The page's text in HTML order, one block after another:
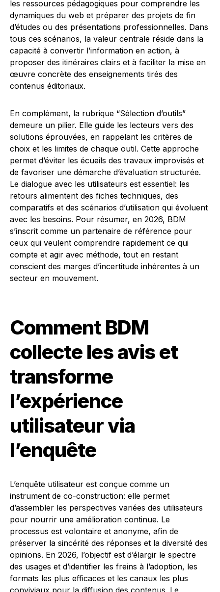
les ressources pédagogiques pour comprendre les
dynamiques du web et préparer des projets de fin
d’études ou des présentations professionnelles. Dans
tous ces scénarios, la valeur centrale réside dans la
capacité à convertir l’information en action, à
proposer des itinéraires clairs et à faciliter la mise en
œuvre concrète des enseignements tirés des
contenus éditoriaux.
En complément, la rubrique “Sélection d’outils”
demeure un pilier. Elle guide les lecteurs vers des
solutions éprouvées, en rappelant les critères de
choix et les limites de chaque outil. Cette approche
permet d’éviter les écueils des travaux improvisés et
de favoriser une démarche d’évaluation structurée.
Le dialogue avec les utilisateurs est essentiel: les
retours alimentent des fiches techniques, des
comparatifs et des scénarios d’utilisation qui évoluent
avec les besoins. Pour résumer, en 2026, BDM
s’inscrit comme un partenaire de référence pour
ceux qui veulent comprendre rapidement ce qui
compte et agir avec méthode, tout en restant
conscient des marges d’incertitude inhérentes à un
secteur en mouvement.
Comment BDM
collecte les avis et
transforme
l’expérience
utilisateur via
l’enquête
L’enquête utilisateur est conçue comme un
instrument de co-construction: elle permet
d’assembler les perspectives variées des utilisateurs
pour nourrir une amélioration continue. Le
processus est volontaire et anonyme, afin de
préserver la sincérité des réponses et la diversité des
opinions. En 2026, l’objectif est d’élargir le spectre
des usages et d’identifier les freins à l’adoption, les
formats les plus efficaces et les canaux les plus
conviviaux pour la diffusion des contenus. Le